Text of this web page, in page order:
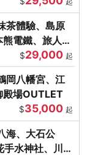
茶體驗、島原
電鐵、旅人觀
$29,000 起
岡八幡宮、江
殿場OUTLET
$35,000 起
海、大石公
水神社、川越